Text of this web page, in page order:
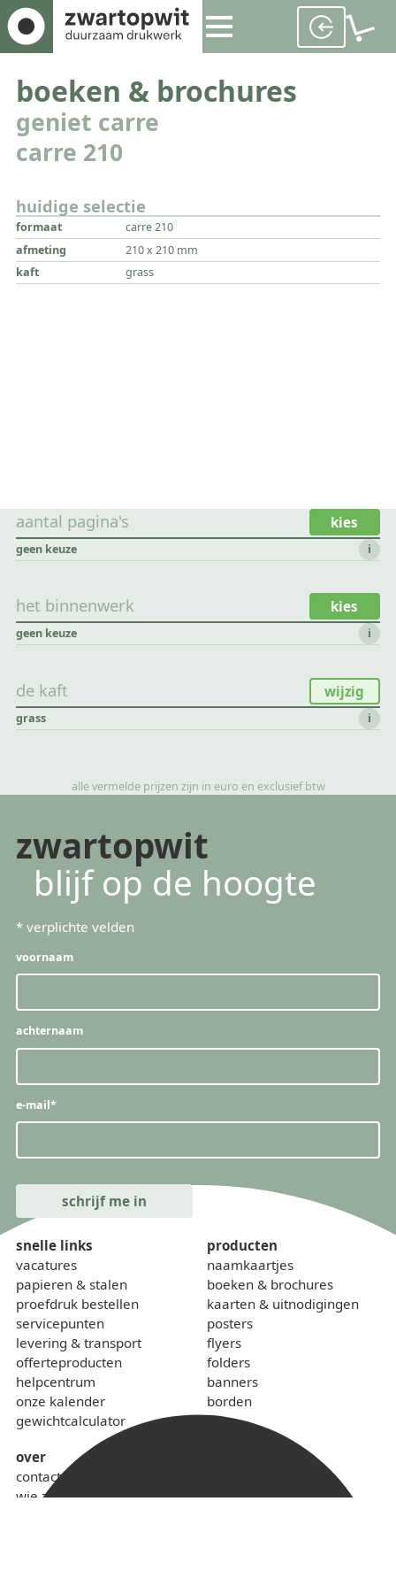
boeken & brochures
geniet carre
carre 210
huidige selectie
formaat
carre 210
afmeting
210 x 210 mm
kaft
grass
aantal pagina's kies
geen keuze i
het binnenwerk kies
geen keuze i
de kaft wijzig
grass i
alle vermelde prijzen zijn in euro en exclusief btw
zwartopwit
blijf op de hoogte
* verplichte velden
voornaam
achternaam
e-mail*
snelle links
vacatures
papieren & stalen
proefdruk bestellen
servicepunten
levering & transport
offerteproducten
helpcentrum
onze kalender
gewichtcalculator
over
contact
wie zijn we
producten
naamkaartjes
boeken & brochures
kaarten & uitnodigingen
posters
flyers
folders
banners
borden